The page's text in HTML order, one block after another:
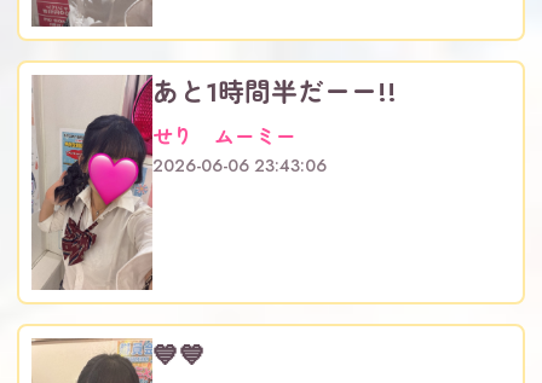
あと1時間半だーー!!
せり ムーミー
2026-06-06 23:43:06
💙💙